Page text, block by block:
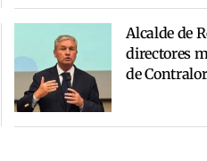
Alcalde de
directores
de